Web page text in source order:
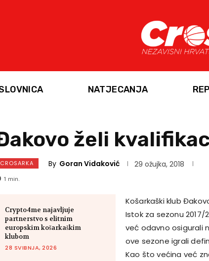
NATJECANJA
želi
CROSARKA By Goran Vidaković 29 ožujka, 2018
1 min.
Crypto4me najavljuje
partnerstvo s elitnim
europskim košarkaškim
klubom
28 SVIBNJA, 2026
Košarkaški klub
Istok za sezonu 2017/
već odavno osigurali
ove sezone igrali
Kao što većina već